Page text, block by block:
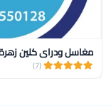
مغاسل ودراي كلين زهرة
(7)